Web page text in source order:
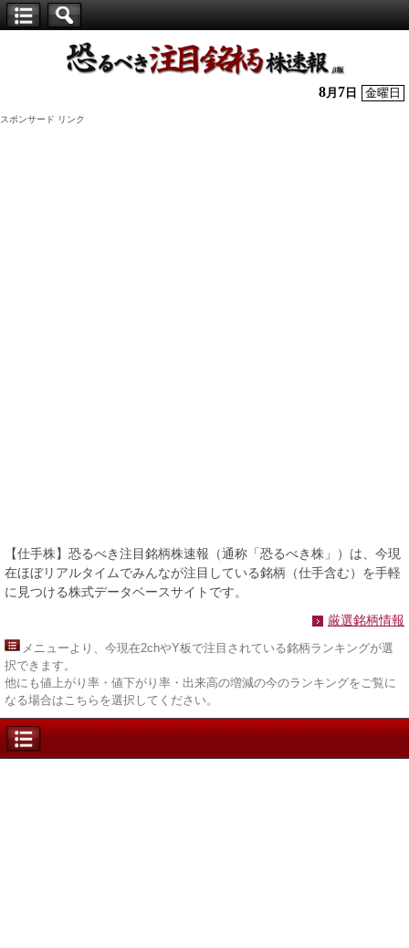
株】
8月 7 日 金曜日
スポンサード リンク
【仕手株】恐るべき注目銘柄株速報（通称「恐るべき株」）は、今現
在ほぼリアルタイムでみんなが注目している銘柄（仕手含む）を手軽
に見つける株式データベースサイトです。
厳選銘柄情報
メニューより、今現在2chやY板で注目されている銘柄ランキングが選
択できます。
他にも値上がり率・値下がり率・出来高の増減の今のランキングをご覧に
なる場合はこちらを選択してください。